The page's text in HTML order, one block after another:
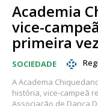
Academia
vice-
primeira vez
SOCIEDADE
A Academa
história, vice-campeã
Associação de Dança